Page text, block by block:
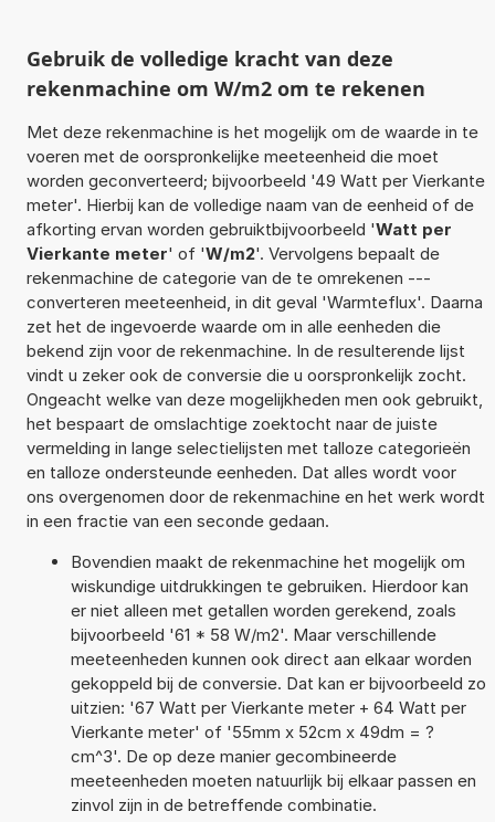
Gebruik de volledige kracht van deze
rekenmachine om W/m2 om te rekenen
Met deze rekenmachine is het mogelijk om de waarde in te
voeren met de oorspronkelijke meeteenheid die moet
worden geconverteerd; bijvoorbeeld '49 Watt per Vierkante
meter'. Hierbij kan de volledige naam van de eenheid of de
afkorting ervan worden gebruiktbijvoorbeeld 'Watt per
Vierkante meter' of 'W/m2'. Vervolgens bepaalt de
rekenmachine de categorie van de te omrekenen ---
converteren meeteenheid, in dit geval 'Warmteflux'. Daarna
zet het de ingevoerde waarde om in alle eenheden die
bekend zijn voor de rekenmachine. In de resulterende lijst
vindt u zeker ook de conversie die u oorspronkelijk zocht.
Ongeacht welke van deze mogelijkheden men ook gebruikt,
het bespaart de omslachtige zoektocht naar de juiste
vermelding in lange selectielijsten met talloze categorieën
en talloze ondersteunde eenheden. Dat alles wordt voor
ons overgenomen door de rekenmachine en het werk wordt
in een fractie van een seconde gedaan.
Bovendien maakt de rekenmachine het mogelijk om
wiskundige uitdrukkingen te gebruiken. Hierdoor kan
er niet alleen met getallen worden gerekend, zoals
bijvoorbeeld '61 * 58 W/m2'. Maar verschillende
meeteenheden kunnen ook direct aan elkaar worden
gekoppeld bij de conversie. Dat kan er bijvoorbeeld zo
uitzien: '67 Watt per Vierkante meter + 64 Watt per
Vierkante meter' of '55mm x 52cm x 49dm = ?
cm^3'. De op deze manier gecombineerde
meeteenheden moeten natuurlijk bij elkaar passen en
zinvol zijn in de betreffende combinatie.